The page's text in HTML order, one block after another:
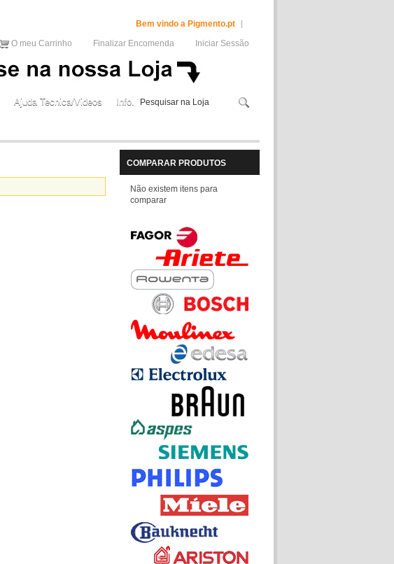
Bem vindo a Pigmento.pt
O meu Carrinho Finalizar Encomenda Iniciar Sessão
Ajuda Tecnica/Videos Info.
COMPARAR PRODUTOS
Não existem itens para
comparar